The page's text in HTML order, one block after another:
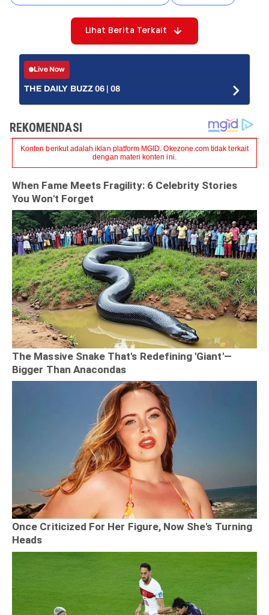
Lihat Berita Terkait
Live Now
THE DAILY BUZZ 06 | 08